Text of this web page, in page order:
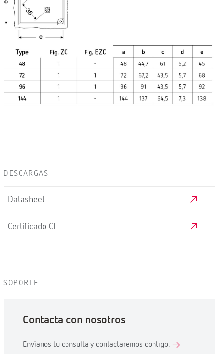
DESCARGAS
Datasheet
Certificado CE
SOPORTE
Contacta con nosotros
Envíanos tu consulta y contactaremos contigo.